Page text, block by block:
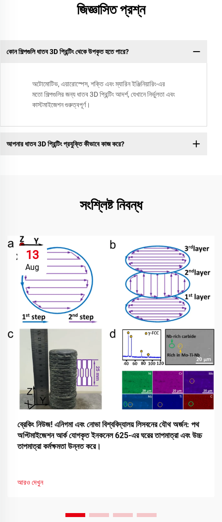
জিজ্ঞাসিত প্রশ্ন
কোন শিল্পগুলি ধাতব 3D প্রিন্টিং থেকে উপকৃত হতে পারে?
অটোমোটিভ, এয়ারোস্পেস, শক্তি এবং ম্যারিন ইঞ্জিনিয়ারিং-এর
মতো শিল্পগুলির জন্য ধাতব 3D প্রিন্টিং আদর্শ, যেখানে নির্ভুলতা এবং
কাস্টমাইজেশন গুরুত্বপূর্ণ।
আপনার ধাতব 3D প্রিন্টিং প্রযুক্তি কীভাবে কাজ করে?
সংশ্লিষ্ট নিবন্ধ
13
Aug
ব্রেকিং নিউজ! এনিগমা এবং নোভা বিশ্ববিদ্যালয় লিসবনের যৌথ অর্জন: পথ
অপ্টিমাইজেশন আর্ক যোগকৃত ইনকনেল 625-এর ঘরের তাপমাত্রা এবং উচ্চ
তাপমাত্রা কর্মক্ষমতা উন্নত করে।
আরও দেখুন